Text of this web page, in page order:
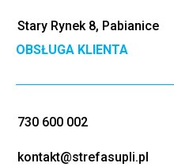
Stary Rynek 8, Pabianice
OBSŁUGA KLIENTA
730 600 002
kontakt@strefasupli.pl